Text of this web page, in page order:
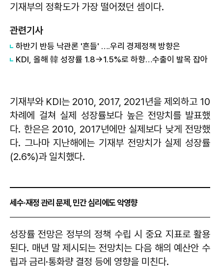
기재부의 정확도가 가장 떨어졌던 셈이다.
관련기사
하반기 반등 낙관론 '흔들' ….우리 경제정책 방향은
KDI, 올해 韓 성장률 1.8→1.5%로 하향…수출이 발목 잡아
기재부와 KDI는 2010, 2017, 2021년을 제외하고 10
차례에 걸쳐 실제 성장률보다 높은 전망치를 발표했
다. 한은은 2010, 2017년에만 실제보다 낮게 전망했
다. 그나마 지난해에는 기재부 전망치가 실제 성장률
(2.6%)과 일치했다.
세수·재정 관리 문제, 민간 심리에도 악영향
성장률 전망은 정부의 정책 수립 시 중요 지표로 활용
된다. 매년 말 제시되는 전망치는 다음 해의 예산안 수
립과 금리·통화량 결정 등에 영향을 미친다.